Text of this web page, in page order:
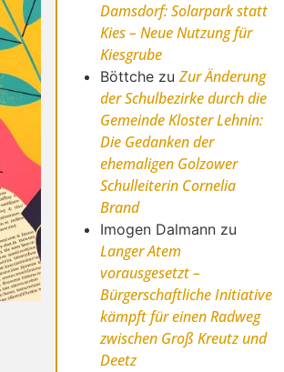
Damsdorf: Solarpark statt
Kies – Neue Nutzung für
Kiesgrube
Böttche zuZur Änderung
der Schulbezirke durch die
Gemeinde Kloster Lehnin:
Die Gedanken der
ehemaligen Golzower
Schulleiterin Cornelia
Brand
Imogen Dalmann zu
Langer Atem
vorausgesetzt –
Bürgerschaftliche Initiative
kämpft für einen Radweg
zwischen Groß Kreutz und
Deetz